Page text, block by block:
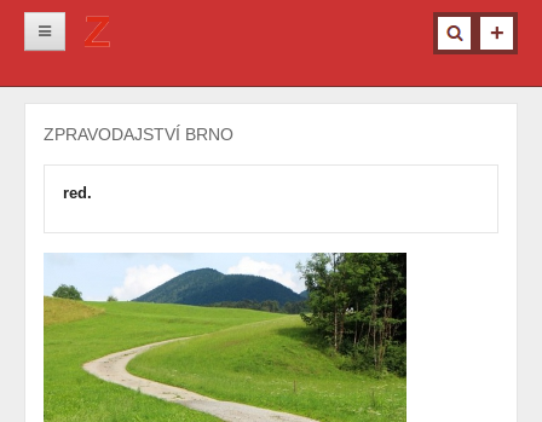
Krimi
Ostatní
ZPRAVODAJSTVÍ BRNO
red.